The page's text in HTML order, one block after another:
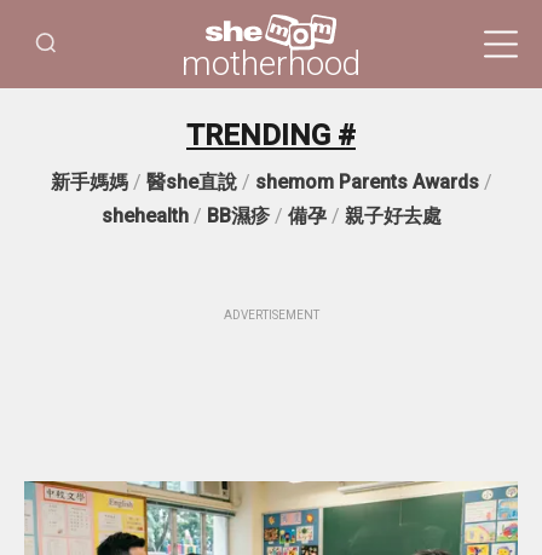
motherhood
TRENDING #
新手媽媽/ 醫she直說/ shemom Parents Awards/
shehealth/ BB濕疹/ 備孕/ 親子好去處
ADVERTISEMENT